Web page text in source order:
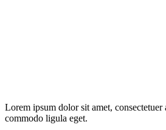
Lorem ipsum dolor sit amet,
commodo ligula eget.